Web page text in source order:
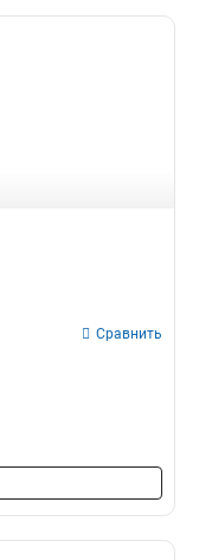
Сравнить